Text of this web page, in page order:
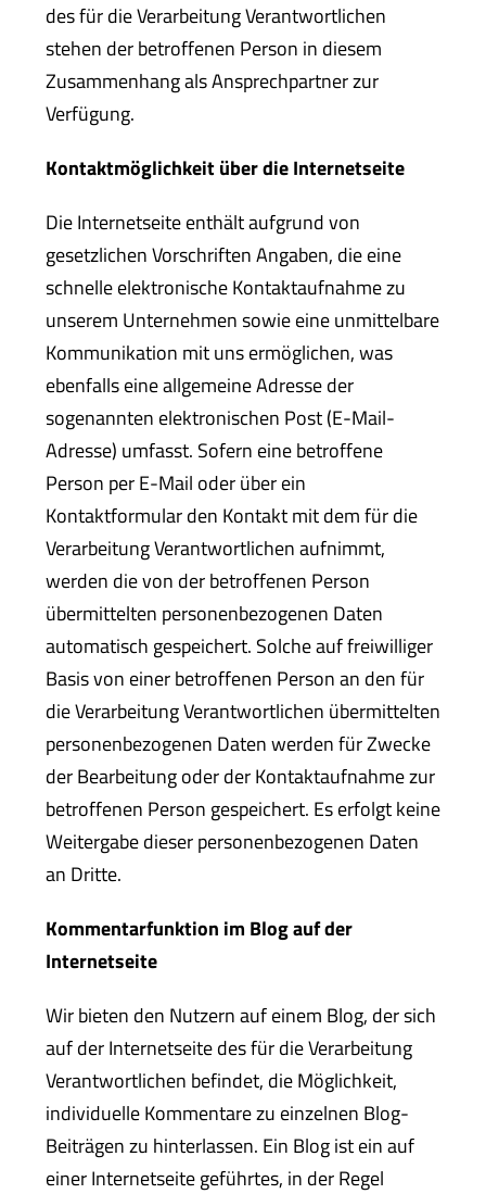
des für die Verarbeitung Verantwortlichen
stehen der betroffenen Person in diesem
Zusammenhang als Ansprechpartner zur
Verfügung.
Kontaktmöglichkeit über die Internetseite
Die Internetseite enthält aufgrund von
gesetzlichen Vorschriften Angaben, die eine
schnelle elektronische Kontaktaufnahme zu
unserem Unternehmen sowie eine unmittelbare
Kommunikation mit uns ermöglichen, was
ebenfalls eine allgemeine Adresse der
sogenannten elektronischen Post (E-Mail-
Adresse) umfasst. Sofern eine betroffene
Person per E-Mail oder über ein
Kontaktformular den Kontakt mit dem für die
Verarbeitung Verantwortlichen aufnimmt,
werden die von der betroffenen Person
übermittelten personenbezogenen Daten
automatisch gespeichert. Solche auf freiwilliger
Basis von einer betroffenen Person an den für
die Verarbeitung Verantwortlichen übermittelten
personenbezogenen Daten werden für Zwecke
der Bearbeitung oder der Kontaktaufnahme zur
betroffenen Person gespeichert. Es erfolgt keine
Weitergabe dieser personenbezogenen Daten
an Dritte.
Kommentarfunktion im Blog auf der
Internetseite
Wir bieten den Nutzern auf einem Blog, der sich
auf der Internetseite des für die Verarbeitung
Verantwortlichen befindet, die Möglichkeit,
individuelle Kommentare zu einzelnen Blog-
Beiträgen zu hinterlassen. Ein Blog ist ein auf
einer Internetseite geführtes, in der Regel